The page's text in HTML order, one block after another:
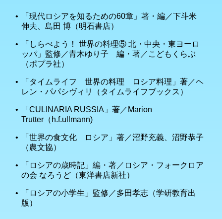
「現代ロシアを知るための60章」著・編／下斗米
伸夫、島田 博（明石書店）
「しらべよう！ 世界の料理⑤ 北・中央・東ヨーロ
ッパ」監修／青木ゆり子 編・著／こどもくらぶ
（ポプラ社）
「タイムライフ 世界の料理 ロシア料理」著／ヘ
レン・パパシヴィリ（タイムライフブックス）
「CULINARIA RUSSIA」著／Marion
Trutter（h.f.ullmann)
「世界の食文化 ロシア」著／沼野充義、沼野恭子
（農文協）
「ロシアの歳時記」編・著／ロシア・フォークロア
の会 なろうど（東洋書店新社）
「ロシアの小学生」監修／多田孝志（学研教育出
版）